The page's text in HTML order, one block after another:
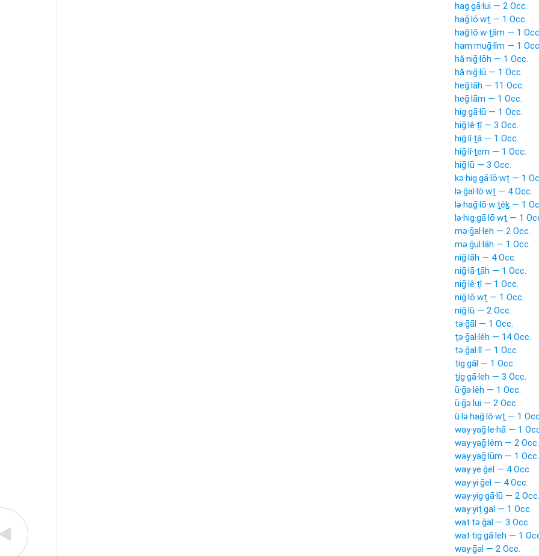
hag·gā·lui — 2 Occ.
haḡ·lō·wṯ — 1 Occ.
haḡ·lō·w·ṯām — 1
ham·muḡ·lîm — 1
hă·niḡ·lōh — 1 Occ.
hă·niḡ·lū — 1 Occ.
heḡ·lāh — 11 Occ.
heḡ·lām — 1 Occ.
hig·gā·lū — 1 Occ.
hiḡ·lê·ṯî — 3 Occ.
hiḡ·lî·ṯā — 1 Occ.
hiḡ·lî·ṯem — 1 Occ.
hiḡ·lū — 3 Occ.
kə·hig·gā·lō·wṯ — 1
lə·ḡal·lō·wṯ — 4 Occ.
lə·haḡ·lō·w·ṯêḵ — 1
lə·hig·gā·lō·wṯ — 1
mə·ḡal·leh — 2 Occ.
mə·ḡul·lāh — 1 Occ.
niḡ·lāh — 4 Occ.
niḡ·lā·ṯāh — 1 Occ.
niḡ·lê·ṯî — 1 Occ.
niḡ·lō·wṯ — 1 Occ.
niḡ·lū — 2 Occ.
tə·ḡāl — 1 Occ.
ṯə·ḡal·lêh — 14 Occ.
tə·ḡal·lî — 1 Occ.
tig·gāl — 1 Occ.
ṯig·gā·leh — 3 Occ.
ū·ḡə·lêh — 1 Occ.
ū·ḡə·lui — 2 Occ.
ū·lə·haḡ·lō·wṯ — 1
way·yaḡ·le·hā — 1
way·yaḡ·lêm — 2 Occ.
way·yaḡ·lūm — 1 Occ.
way·ye·ḡel — 4 Occ.
way·yi·ḡel — 4 Occ.
way·yig·gā·lū — 2 Occ.
way·yiṯ·gal — 1 Occ.
wat·tə·ḡal — 3 Occ.
wat·tig·gā·leh — 1
way·ḡal — 2 Occ.